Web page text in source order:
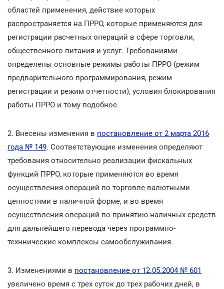
областей применения, действие которых
распространяется на ПРРО, которые применяются для
регистрации расчетных операций в сфере торговли,
общественного питания и услуг. Требованиями
определены основные режимы работы ПРРО (режим
предварительного программирования, режим
регистрации и режим отчетности), условия блокирования
работы ПРРО и тому подобное.
2. Внесены изменения в постановление от 2 марта 2016
года № 149. Соответствующие изменения определяют
требования относительно реализации фискальных
функций ПРРО, которые применяются во время
осуществления операций по торговле валютными
ценностями в наличной форме, и во время
осуществления операций по принятию наличных средств
для дальнейшего перевода через программно-
техннические комплексы самообслуживания.
3. Изменениями в постановление от 12.05.2004 № 601
увеличено время с трех суток до трех рабочих дней, в